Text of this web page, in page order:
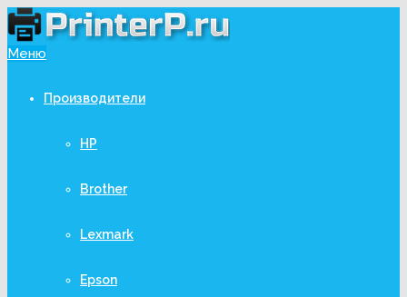
Меню
Производители
HP
Brother
Lexmark
Epson